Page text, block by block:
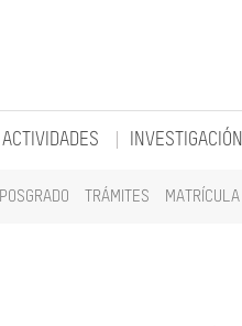
POSGRADO TRÁMITES MATRÍCULA
ACTIVIDADES INVESTIGACIÓN